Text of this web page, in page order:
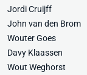
Jordi Cruijff
John van den Brom
Wouter Goes
Davy Klaassen
Wout Weghorst